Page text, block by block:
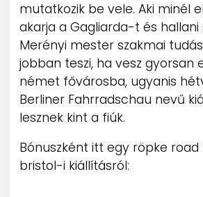
mutatkozik be vele. Aki minél
akarja a Gagliarda-t és hallani
Merényi mester szakmai
jobban teszi, ha vesz gyorsan
német fővárosba, ugyanis
Berliner Fahrradschau nevű
lesznek kint a fiúk.
Bónuszként itt egy röpke road
bristol-i kiállításról: